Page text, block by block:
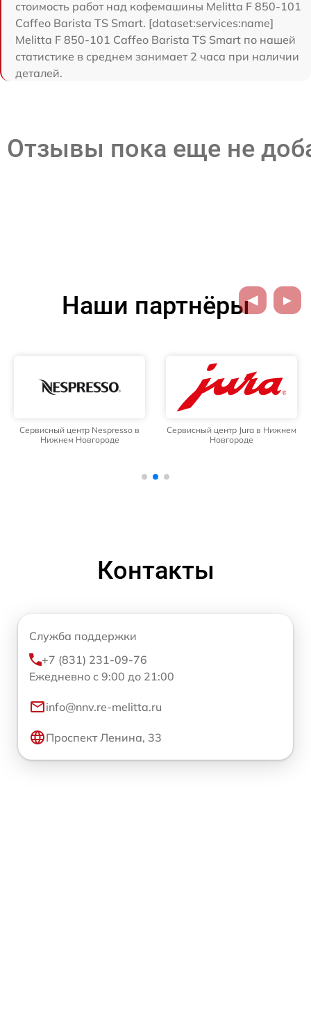
стоимость работ над кофемашины Melitta F 850-101
Caffeo Barista TS Smart. [dataset:services:name]
Melitta F 850-101 Caffeo Barista TS Smart по нашей
статистике в среднем занимает 2 часа при наличии
деталей.
Отзывы пока еще не
Наши партнёры
Сервисный центр Nespresso в
Нижнем Новгороде
Сервисный центр Jura в Нижнем
Новгороде
Контакты
Служба поддержки
+7 (831) 231-09-76
Ежедневно с 9:00 до 21:00
info@nnv.re-melitta.ru
Проспект Ленина, 33